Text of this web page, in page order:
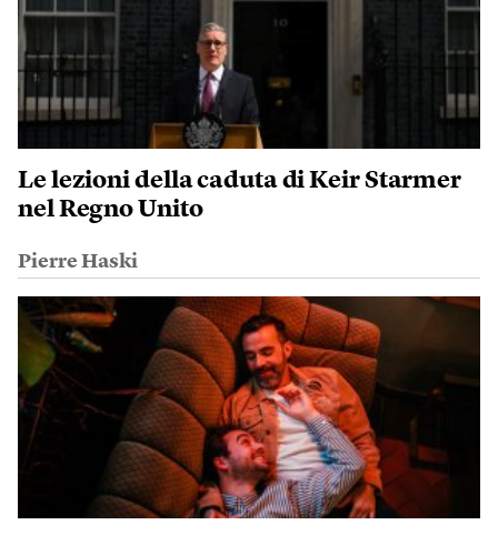
Le lezioni della caduta di Keir Starmer
nel Regno Unito
Pierre Haski